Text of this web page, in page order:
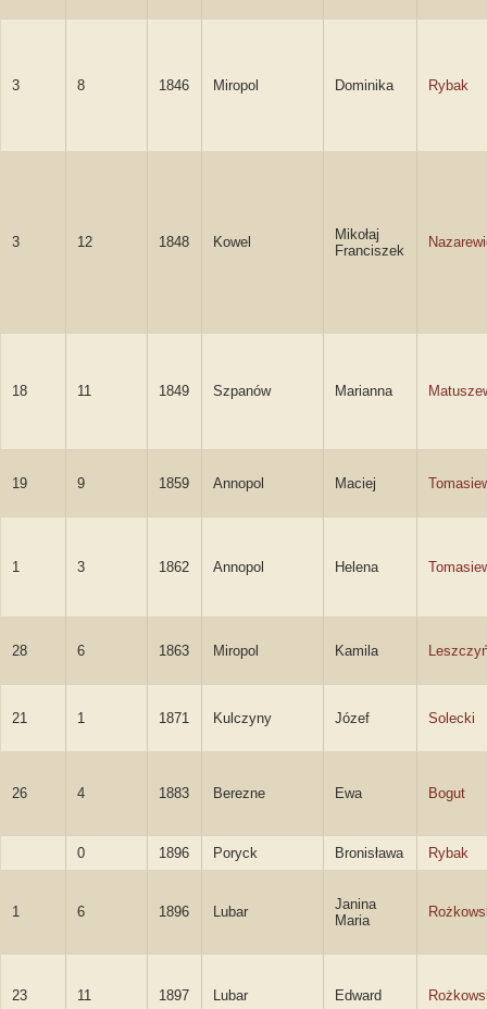
3 8 1846 Miropol Dominika Rybak
3 12 1848 Kowel
Mikołaj
Franciszek
18 11 1849 Szpanów Marianna
19 9 1859 Annopol Maciej
1 3 1862 Annopol Helena
28 6 1863 Miropol Kamila
21 1 1871 Kulczyny Józef Solecki
26 4 1883 Berezne Ewa Bogut
0 1896 Poryck Bronisława Rybak
1 6 1896 Lubar
Janina
Maria
23 11 1897 Lubar Edward